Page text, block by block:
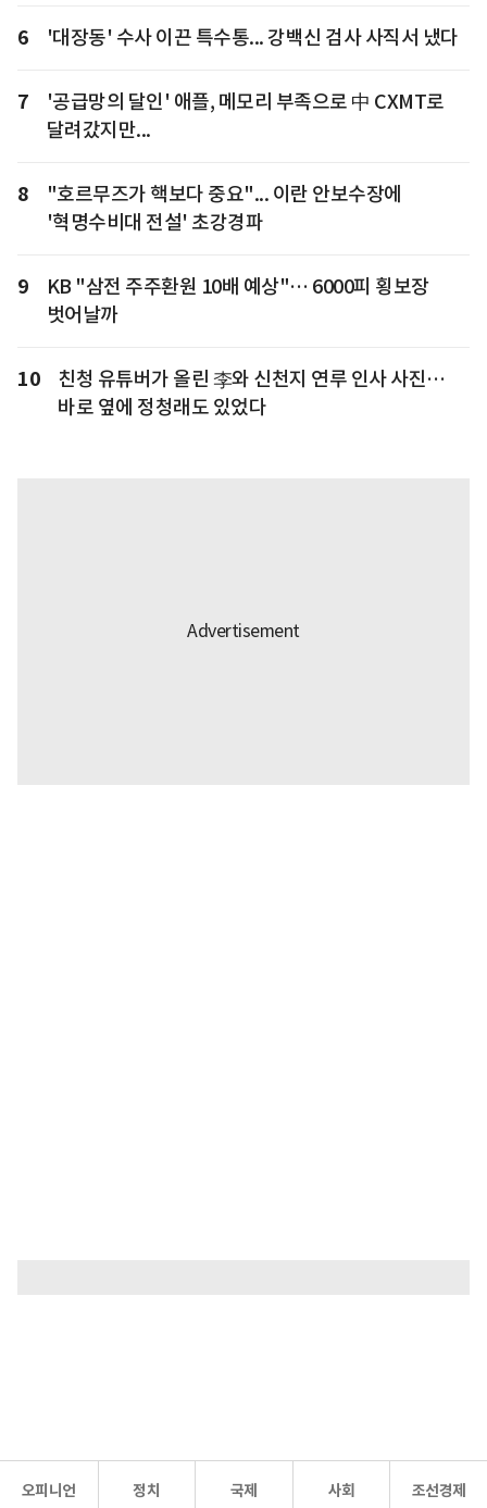
6 '대장동' 수사 이끈 특수통... 강백신 검사 사직서 냈다
7
'공급망의 달인' 애플, 메모리 부족으로 中 CXMT로
달려갔지만...
8
"호르무즈가 핵보다 중요"... 이란 안보수장에
'혁명수비대 전설' 초강경파
9
KB "삼전 주주환원 10배 예상"… 6000피 횡보장
벗어날까
10
친청 유튜버가 올린 李와 신천지 연루 인사 사진…
바로 옆에 정청래도 있었다
오피니언 정치 국제 사회 조선경제